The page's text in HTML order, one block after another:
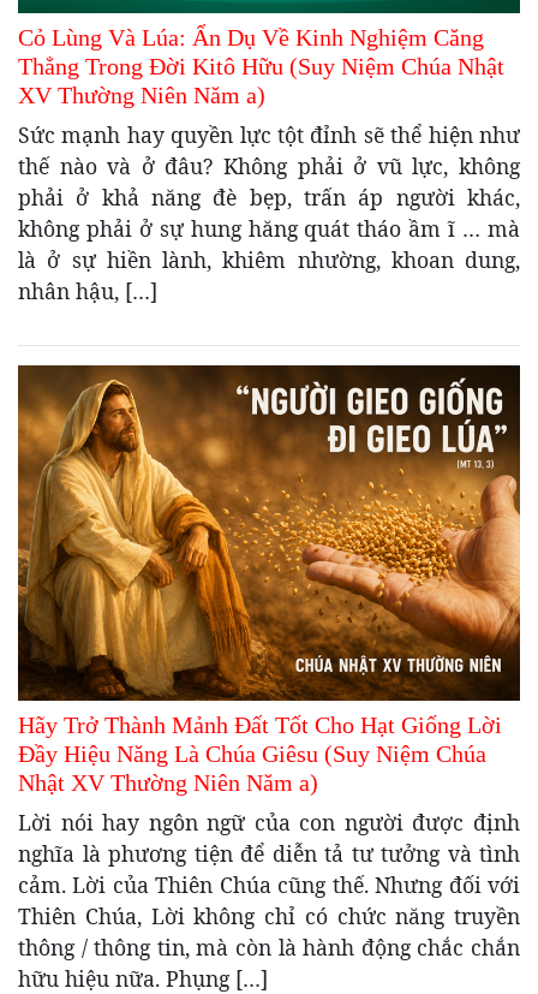
Cỏ Lùng Và Lúa: Ẩn Dụ Về Kinh Nghiệm Căng
Thẳng Trong Đời Kitô Hữu (Suy Niệm Chúa Nhật
XV Thường Niên Năm a)
Sức mạnh hay quyền lực tột đỉnh sẽ thể hiện như
thế nào và ở đâu? Không phải ở vũ lực, không
phải ở khả năng đè bẹp, trấn áp người khác,
không phải ở sự hung hăng quát tháo ầm ĩ … mà
là ở sự hiền lành, khiêm nhường, khoan dung,
nhân hậu, […]
Hãy Trở Thành Mảnh Đất Tốt Cho Hạt Giống Lời
Đầy Hiệu Năng Là Chúa Giêsu (Suy Niệm Chúa
Nhật XV Thường Niên Năm a)
Lời nói hay ngôn ngữ của con người được định
nghĩa là phương tiện để diễn tả tư tưởng và tình
cảm. Lời của Thiên Chúa cũng thế. Nhưng đối với
Thiên Chúa, Lời không chỉ có chức năng truyền
thông / thông tin, mà còn là hành động chắc chắn
hữu hiệu nữa. Phụng […]